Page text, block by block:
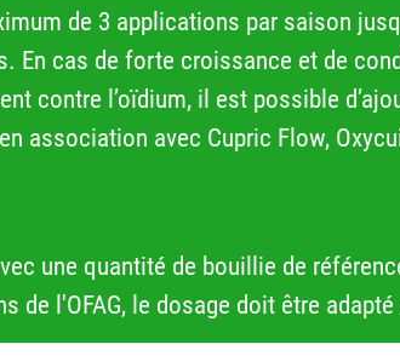
de 3 applications par saison
cas de forte croissance et de
contre l’oïdium, il est possible
avec Cupric Flow,
une quantité de bouillie de
l'OFAG, le dosage doit être